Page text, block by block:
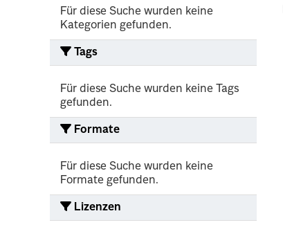
Für diese Suche wurden keine
Kategorien gefunden.
Tags
Für diese Suche wurden keine Tags
gefunden.
Formate
Für diese Suche wurden keine
Formate gefunden.
Lizenzen